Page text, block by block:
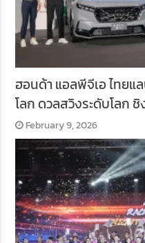
ฮอนด้า แอลพีจีเอ ไทยแ
โลก ดวลสวิงระดับโลก
February 9, 2026